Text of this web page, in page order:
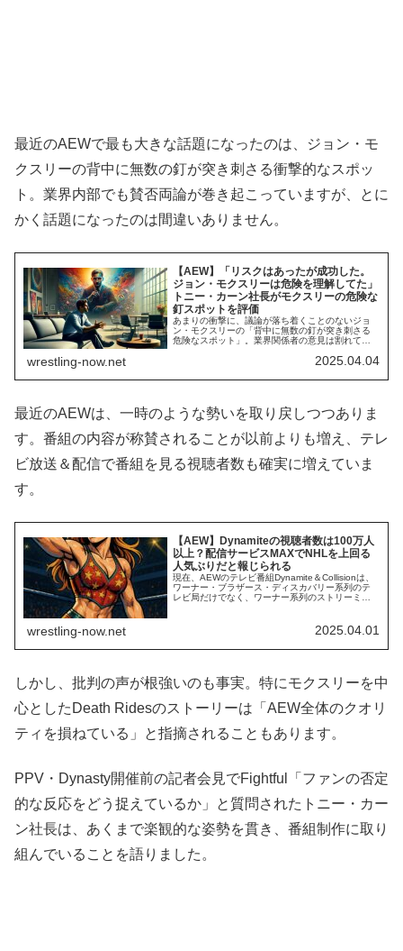
最近のAEWで最も大きな話題になったのは、ジョン・モ
クスリーの背中に無数の釘が突き刺さる衝撃的なスポッ
ト。業界内部でも賛否両論が巻き起こっていますが、とに
かく話題になったのは間違いありません。
【AEW】「リスクはあったが成功した。
ジョン・モクスリーは危険を理解してた」
トニー・カーン社長がモクスリーの危険な
釘スポットを評価
あまりの衝撃に、議論が落ち着くことのないジョ
ン・モクスリーの「背中に無数の釘が突き刺さる
危険なスポット」。業界関係者の意見は割れてい
でしょうか。Dynamite通常回で行われたモクスリ
AEW世界王座戦。激闘となったこの試合で、モク
wrestling-now.net 2025.04.04
最近のAEWは、一時のような勢いを取り戻しつつありま
す。番組の内容が称賛されることが以前よりも増え、テレ
ビ放送＆配信で番組を見る視聴者数も確実に増えていま
す。
【AEW】Dynamiteの視聴者数は100万人
以上？配信サービスMAXでNHLを上回る
人気ぶりだと報じられる
現在、AEWのテレビ番組Dynamite＆Collisionは、
ワーナー・ブラザース・ディスカバリー系列のテ
レビ局だけでなく、ワーナー系列のストリーミン
かつて裏番組としてしのぎを削ったWWE・NXTを
下回ることも珍しくなくなりました。この他に
wrestling-now.net 2025.04.01
しかし、批判の声が根強いのも事実。特にモクスリーを中
心としたDeath Ridesのストーリーは「AEW全体のクオリ
ティを損ねている」と指摘されることもあります。
PPV・Dynasty開催前の記者会見でFightful「ファンの否定
的な反応をどう捉えているか」と質問されたトニー・カー
ン社長は、あくまで楽観的な姿勢を貫き、番組制作に取り
組んでいることを語りました。